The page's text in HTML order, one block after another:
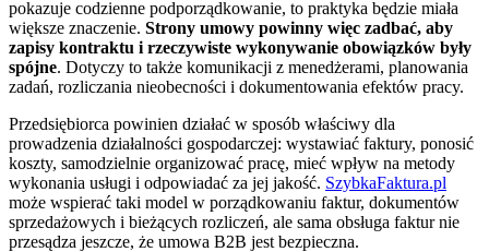
pokazuje codzienne podporządkowanie, to praktyka będzie miała
większe znaczenie. Strony umowy powinny więc zadbać, aby
zapisy kontraktu i rzeczywiste wykonywanie obowiązków były
spójne. Dotyczy to także komunikacji z menedżerami, planowania
zadań, rozliczania nieobecności i dokumentowania efektów pracy.
Przedsiębiorca powinien działać w sposób właściwy dla
prowadzenia działalności gospodarczej: wystawiać faktury, ponosić
koszty, samodzielnie organizować pracę, mieć wpływ na metody
wykonania usługi i odpowiadać za jej jakość. SzybkaFaktura.pl
może wspierać taki model w porządkowaniu faktur, dokumentów
sprzedażowych i bieżących rozliczeń, ale sama obsługa faktur nie
przesądza jeszcze, że umowa B2B jest bezpieczna.